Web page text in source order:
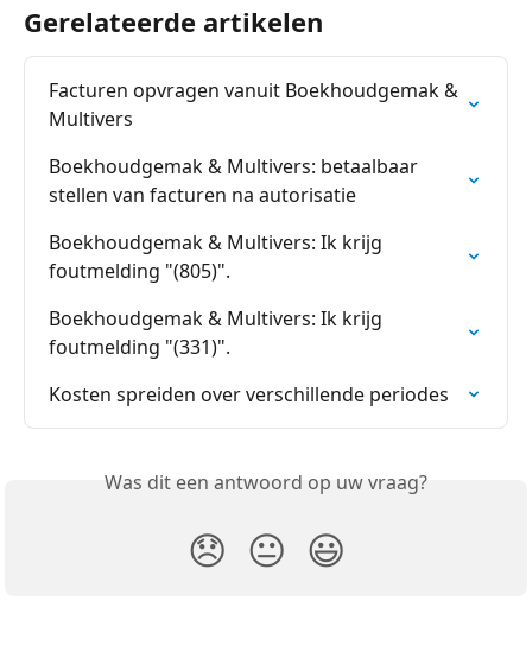
Gerelateerde artikelen
Facturen opvragen vanuit Boekhoudgemak &
Multivers
Boekhoudgemak & Multivers: betaalbaar
stellen van facturen na autorisatie
Boekhoudgemak & Multivers: Ik krijg
foutmelding "(805)".
Boekhoudgemak & Multivers: Ik krijg
foutmelding "(331)".
Kosten spreiden over verschillende periodes
Was dit een antwoord op uw vraag?
😞 😐 😃